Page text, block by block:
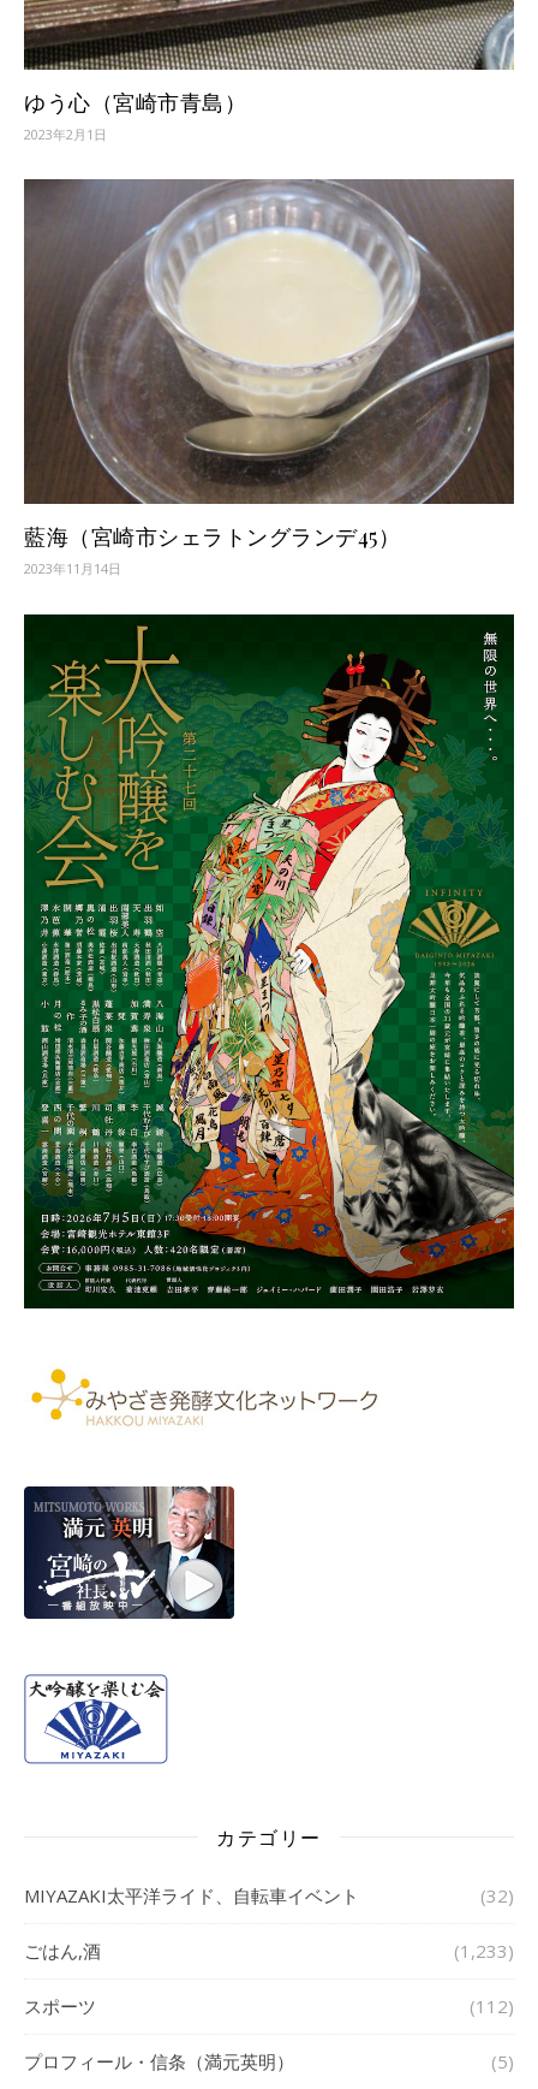
ゆう心（宮崎市青島）
2023年2月1日
藍海（宮崎市シェラトングランデ45）
2023年11月14日
カテゴリー
MIYAZAKI太平洋ライド、自転車イベント (32)
ごはん,酒 (1,233)
スポーツ (112)
プロフィール・信条（満元英明） (5)